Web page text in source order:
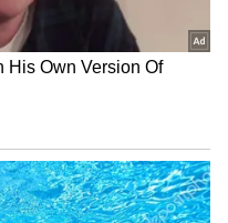
వణికించిన ధోనీ
జనరేషన్‌కు